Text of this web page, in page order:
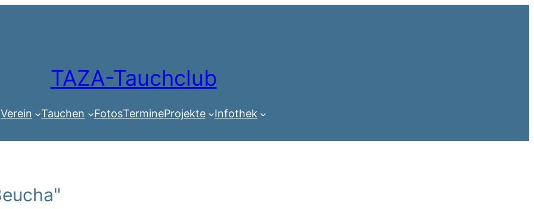
TAZA-Tauchclub
Verein Tauchen FotosTermineProjekte Infothek